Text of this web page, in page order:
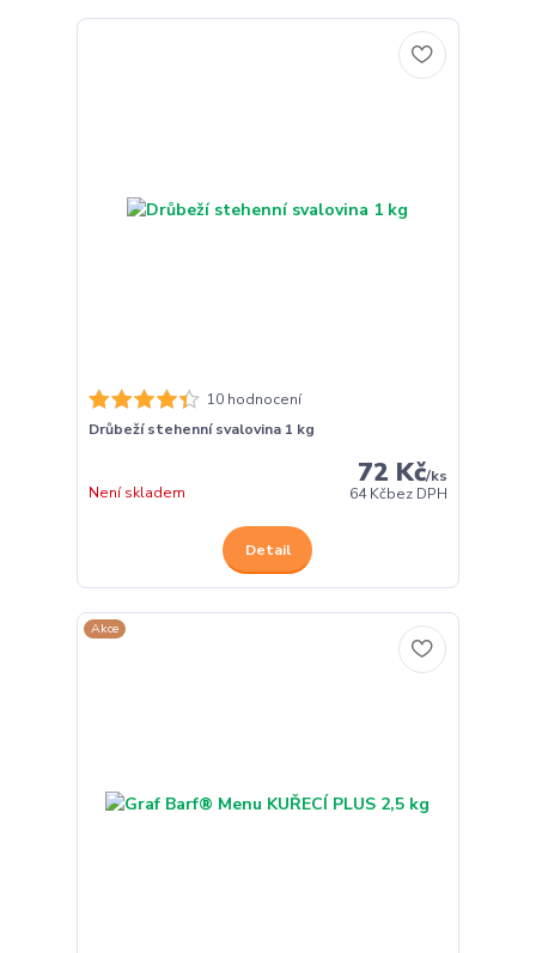
10 hodnocení
Drůbeží stehenní svalovina 1 kg
72 Kč/ks
64 Kčbez DPH
Není skladem
Detail
Akce